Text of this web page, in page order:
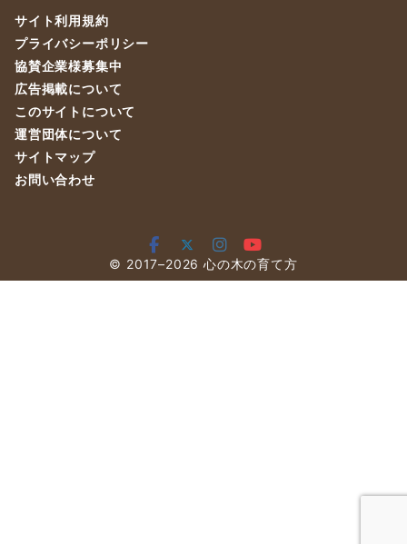
サイト利用規約
プライバシーポリシー
協賛企業様募集中
広告掲載について
このサイトについて
運営団体について
サイトマップ
お問い合わせ
© 2017–2026 心の木の育て方